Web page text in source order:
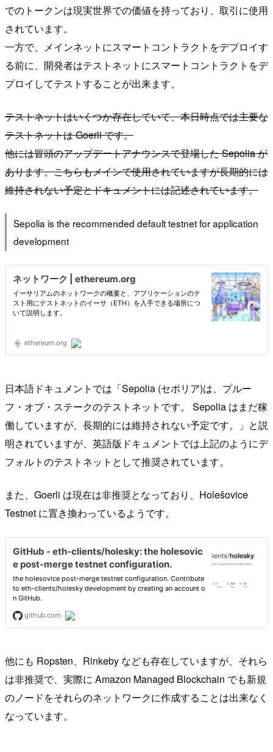
でのトークンは現実世界での価値を持っており、取引に使用
されています。
一方で、メインネットにスマートコントラクトをデプロイす
る前に、開発者はテストネットにスマートコントラクトをデ
プロイしてテストすることが出来ます。
テストネットはいくつか存在していて、本日時点では主要な
テストネットは Goerli です。
他には冒頭のアップデートアナウンスで登場した Sepolia が
あります。こちらもメインで使用されていますが長期的には
維持されない予定とドキュメントには記述されています。
Sepolia is the recommended default testnet for application
development
日本語ドキュメントでは「Sepolia (セポリア)は、プルー
フ・オブ・ステークのテストネットです。 Sepolia はまだ稼
働していますが、長期的には維持されない予定です。」と説
明されていますが、英語版ドキュメントでは上記のようにデ
フォルトのテストネットとして推奨されています。
また、Goerli は現在は非推奨となっており、Holešovice
Testnet に置き換わっているようです。
他にも Ropsten、Rinkeby なども存在していますが、それら
は非推奨で、実際に Amazon Managed Blockchain でも新規
のノードをそれらのネットワークに作成することは出来なく
なっています。